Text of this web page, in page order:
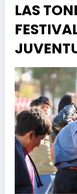
LAS